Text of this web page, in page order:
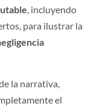
, incluyendo
para ilustrar la
la narrativa,
el